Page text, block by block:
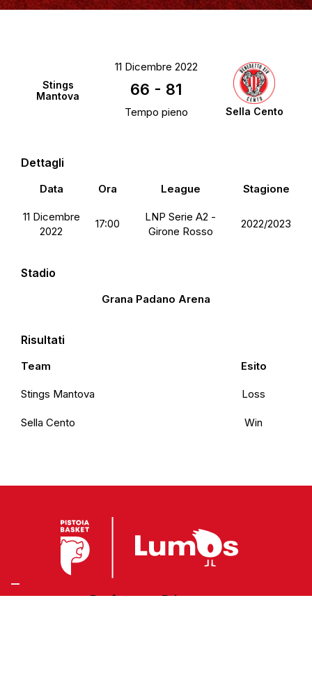
Stings
Mantova
Sella Cento
11 Dicembre 2022
66 - 81
Tempo pieno
Dettagli
Data Ora League Stagione
11 Dicembre
2022
17:00
LNP Serie A2 -
Girone Rosso
2022/2023
Stadio
Grana Padano Arena
Risultati
Team Esito
Stings Mantova Loss
Sella Cento Win
Preferenze Privacy